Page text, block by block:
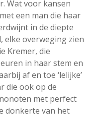
Wat voor kansen
een man die haar
in de diepte
elke overweging zien
Kremer, die
in haar stem en
af en toe ‘lelijke’
die ook op de
met perfect
donkerte van het